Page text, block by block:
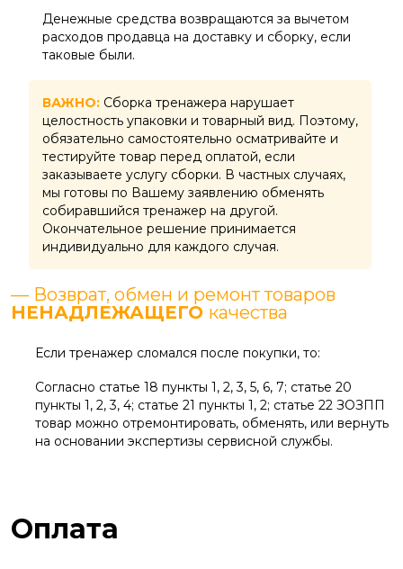
Денежные средства возвращаются за вычетом
расходов продавца на доставку и сборку, если
таковые были.
ВАЖНО: Сборка тренажера нарушает
целостность упаковки и товарный вид. Поэтому,
обязательно самостоятельно осматривайте и
тестируйте товар перед оплатой, если
заказываете услугу сборки. В частных случаях,
мы готовы по Вашему заявлению обменять
собиравшийся тренажер на другой.
Окончательное решение принимается
индивидуально для каждого случая.
— Возврат, обмен и ремонт товаров
НЕНАДЛЕЖАЩЕГО качества
Если тренажер сломался после покупки, то:
Согласно статье 18 пункты 1, 2, 3, 5, 6, 7; статье 20
пункты 1, 2, 3, 4; статье 21 пункты 1, 2; статье 22 ЗОЗПП
товар можно отремонтировать, обменять, или вернуть
на основании экспертизы сервисной службы.
Оплата